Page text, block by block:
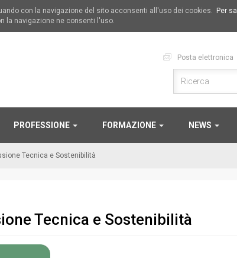
con la navigazione del sito acconsenti all'uso dei cookies.
Per
la navigazione ne consenti l'uso.
Posta elettronica
PROFESSIONE FORMAZIONE NEWS
Tecnica e Sostenibilità
Tecnica e Sostenibilità